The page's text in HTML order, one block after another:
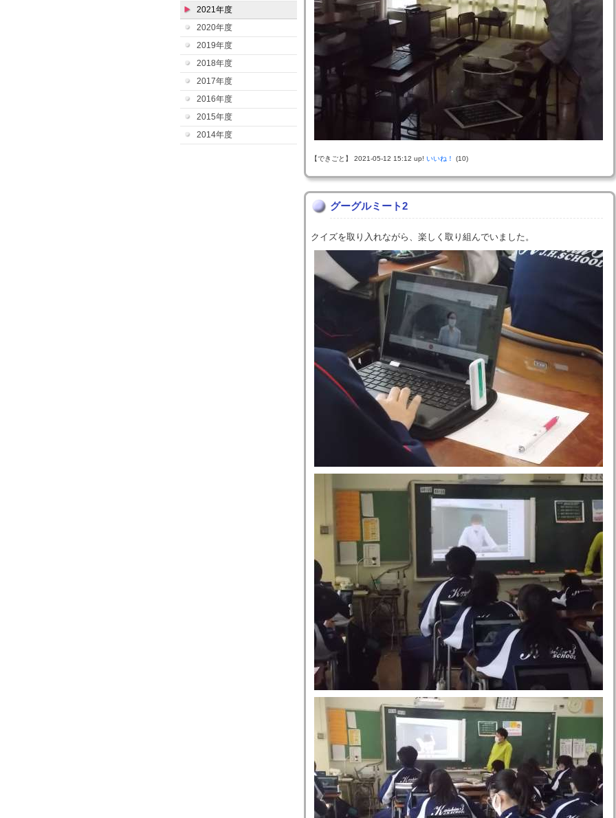
2021年度
2020年度
2019年度
2018年度
2017年度
2016年度
2015年度
2014年度
【できごと】 2021-05-12 15:12 up! いいね！ (10)
グーグルミート2
クイズを取り入れながら、楽しく取り組んでいました。